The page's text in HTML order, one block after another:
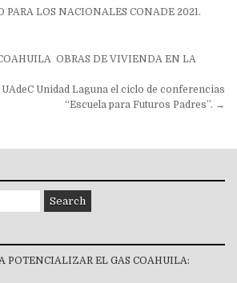
PARA LOS NACIONALES CONADE 2021.
OBRAS DE VIVIENDA EN LA
Unidad Laguna el ciclo de conferencias
“Escuela para Futuros Padres”. →
POTENCIALIZAR EL GAS COAHUILA: